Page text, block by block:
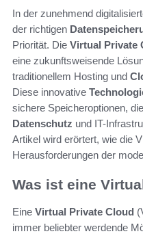
In der zunehmend
der richtigen
Priorität. Die Virtual Private
eine zukunftsweisende
traditionellem Hosting und
Diese innovative
sichere Speicheroptionen,
Datenschutz und IT-
Artikel wird erörtert, wie die
Herausforderungen der
Was ist eine
Eine Virtual Private Cloud
immer beliebter werdende